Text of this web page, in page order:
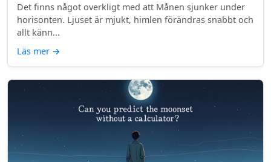
Det finns något overkligt med att Månen sjunker under
horisonten. Ljuset är mjukt, himlen förändras snabbt och
allt känn...
Läs mer →